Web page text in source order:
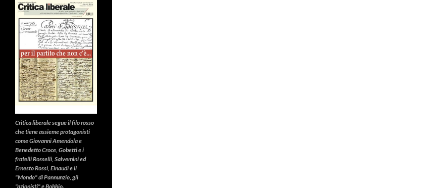
Critica liberalesegue il filo rosso
che tiene assieme protagonisti
come Giovanni Amendola e
Benedetto Croce, Gobetti e i
fratelli Rosselli, Salvemini ed
Ernesto Rossi, Einaudi e il
"Mondo" di Pannunzio, gli
"azionisti" e Bobbio.